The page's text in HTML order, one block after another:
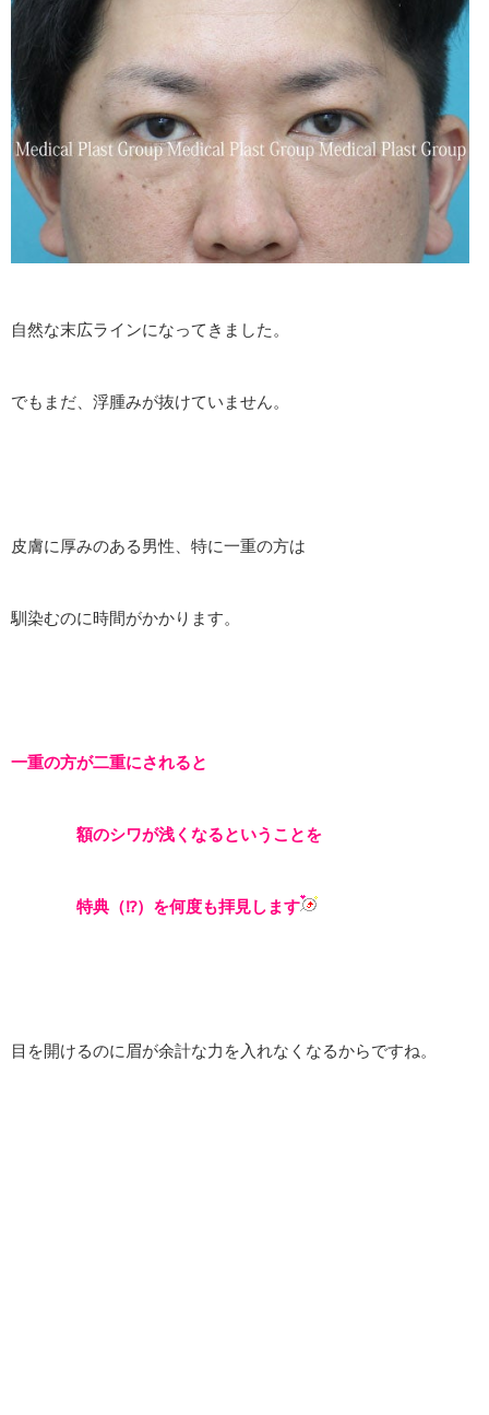
自然な末広ラインになってきました。
でもまだ、浮腫みが抜けていません。
皮膚に厚みのある男性、特に一重の方は
馴染むのに時間がかかります。
一重の方が二重にされると
額のシワが浅くなるということを
特典（⁉）を何度も拝見します
目を開けるのに眉が余計な力を入れなくなるからですね。